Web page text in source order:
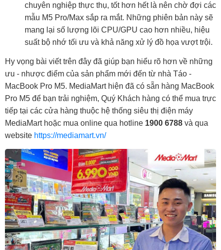
chuyên nghiệp thực thụ, tốt hơn hết là nên chờ đợi các
mẫu M5 Pro/Max sắp ra mắt. Những phiên bản này sẽ
mang lại số lượng lõi CPU/GPU cao hơn nhiều, hiệu
suất bộ nhớ tối ưu và khả năng xử lý đồ họa vượt trội.
Hy vọng bài viết trên đây đã giúp bạn hiểu rõ hơn về những
ưu - nhược điểm của sản phẩm mới đến từ nhà Táo -
MacBook Pro M5. MediaMart hiện đã có sẵn hàng MacBook
Pro M5 để bạn trải nghiệm, Quý Khách hàng có thể mua trực
tiếp tại các cửa hàng thuộc hệ thống siêu thị điện máy
MediaMart hoặc mua online qua hotline 1900 6788 và qua
website https://mediamart.vn/